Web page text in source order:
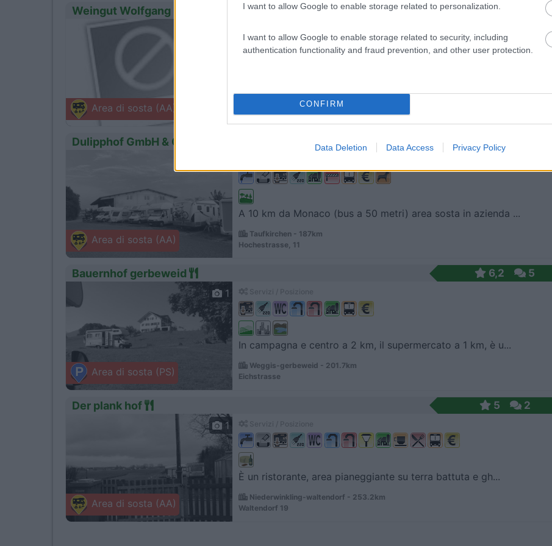
I want to allow Google to enable storage related to personalization.
I want to allow Google to enable storage related to security, including
authentication functionality and fraud prevention, and other user protection.
CONFIRM
Data Deletion Data Access Privacy Policy
Weingut Wolfgang Born 5
Area di sosta (AA)
Alzey-weinheim - 142.8km
Gutenbornerhof
Dulipphof GmbH & Co 8,8
Area di sosta (AA)
A 10 km da Monaco (bus a 50 metri) area sosta in azienda ...
Taufkirchen - 187km
Hochestrasse, 11
Bauernhof gerbeweid 6,2 5
Area di sosta (PS)
1
In campagna e centro a 2 km, il supermercato a 1 km, è u...
Weggis-gerbeweid - 201.7km
Eichstrasse
Der plank hof 5 2
Area di sosta (AA)
1
È un ristorante, area pianeggiante su terra battuta e gh...
Niederwinkling-waltendorf - 253.2km
Waltendorf 19